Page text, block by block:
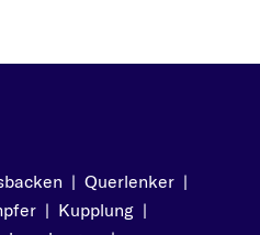
| Querlenker |
| Kupplung |